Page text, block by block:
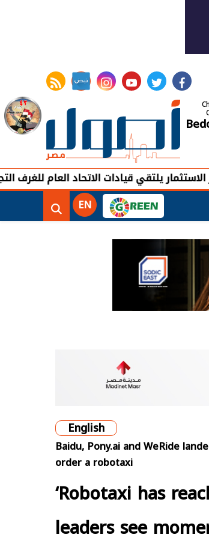
facebook
twitter
youtube
instagram
rss feed
قيادات الاتحاد العام للغرف التجارية
EN
English
Baidu, Pony.ai and WeRide
order a robotaxi
‘Robotaxi has
leaders see